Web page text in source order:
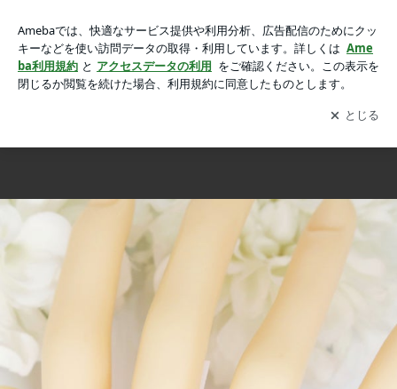
ネックレスの画像 20枚中10枚目
新作ジュエリー！煌めくブルージルコンのリング＆ペンダントネックレス